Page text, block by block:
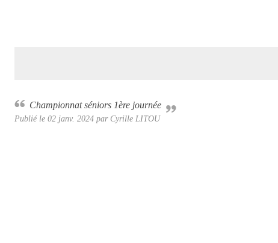
Championnat séniors 1ère journée
Publié le 02 janv. 2024 par Cyrille LITOU